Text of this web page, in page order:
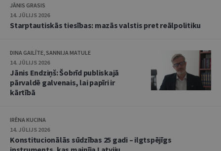
JĀNIS GRASIS
14. JŪLIJS 2026
Starptautiskās tiesības: mazās valstis pret reālpolitiku
DINA GAILĪTE, SANNIJA MATULE
14. JŪLIJS 2026
Jānis Endziņš: Šobrīd publiskajā
pārvaldē galvenais, lai papīri ir
kārtībā
IRĒNA KUCINA
14. JŪLIJS 2026
Konstitucionālās sūdzības 25 gadi – ilgtspējīgs